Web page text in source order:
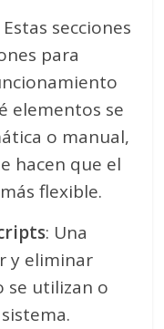
Estas secciones
para
elementos se
o manual,
hacen que el
flexible.
: Una
y eliminar
se utilizan o